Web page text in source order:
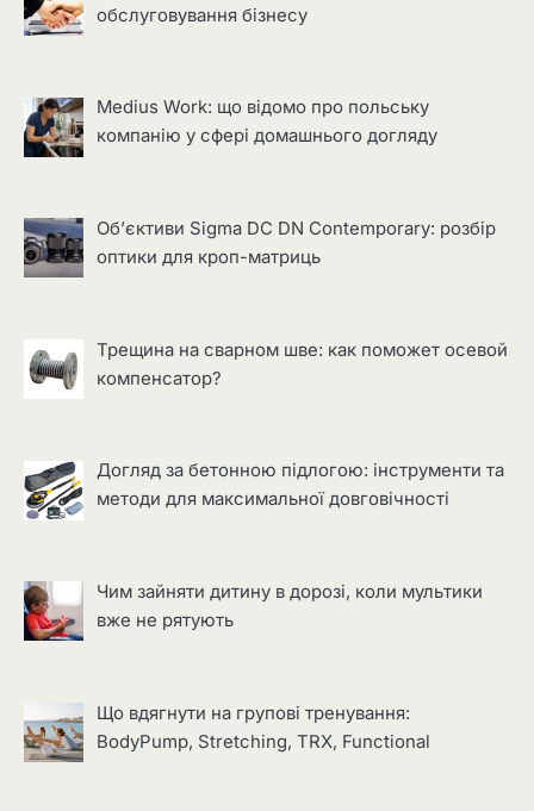
обслуговування бізнесу
Medius Work: що відомо про польську
компанію у сфері домашнього догляду
Об’єктиви Sigma DC DN Contemporary: розбір
оптики для кроп-матриць
Трещина на сварном шве: как поможет осевой
компенсатор?
Догляд за бетонною підлогою: інструменти та
методи для максимальної довговічності
Чим зайняти дитину в дорозі, коли мультики
вже не рятують
Що вдягнути на групові тренування:
BodyPump, Stretching, TRX, Functional